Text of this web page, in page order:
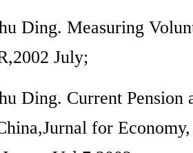
Ding. Measuring
July;
Ding. Current Pension
for